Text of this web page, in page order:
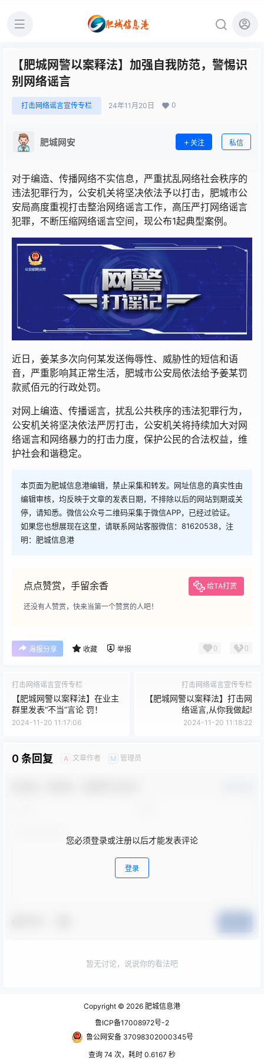
【肥城网警以案释法】加强自我防范，警惕识
别网络谣言
打击网络谣言宣传专栏 24年11月20日 0
肥城网安 关注 私信
对于编造、传播网络不实信息，严重扰乱网络社会秩序的
违法犯罪行为，公安机关将坚决依法予以打击，肥城市公
安局高度重视打击整治网络谣言工作，高压严打网络谣言
犯罪，不断压缩网络谣言空间，现公布1起典型案例。
近日，姜某多次向何某发送侮辱性、威胁性的短信和语
音，严重影响其正常生活，肥城市公安局依法给予姜某罚
款贰佰元的行政处罚。
对网上编造、传播谣言，扰乱公共秩序的违法犯罪行为，
公安机关将坚决依法严厉打击，公安机关将持续加大对网
络谣言和网络暴力的打击力度，保护公民的合法权益，维
护社会和谐稳定。
本页面为肥城信息港编辑，禁止采集和转发。网址信息的真实性由
编辑审核，均反映于文章的发表日期，不排除以后的网站到期或关
停，请知悉。微信公众号二维码采集于微信APP，已经过验证。
如果您也想展现在这里，请联系网站客服微信：81620538，注
明：肥城信息港
点点赞赏，手留余香 给TA打赏
还没有人赞赏，快来当第一个赞赏的人吧！
海报分享 收藏 举报 0 0
打击网络谣言宣传专栏
【肥城网警以案释法】在业主
群里发表“不当”言论 罚！
2024-11-20 11:17:06
打击网络谣言宣传专栏
【肥城网警以案释法】打击网
络谣言,从你我做起!
2024-11-20 11:18:22
0 条回复 A 文章作者 M 管理员
您必须登录或注册以后才能发表评论
登录
暂无讨论，说说你的看法吧
Copyright © 2026 肥城信息港
鲁ICP备17008972号-2
鲁公网安备 37098302000345号
查询 74 次，耗时 0.6167 秒